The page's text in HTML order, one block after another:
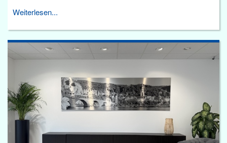
Weiterlesen...